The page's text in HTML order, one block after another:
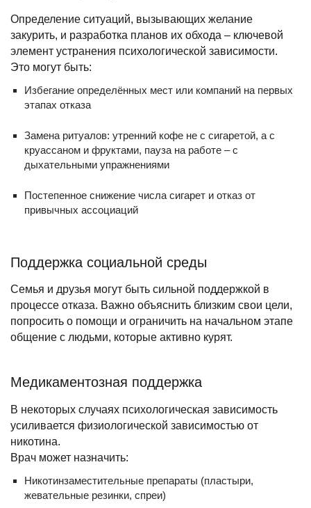
Определение ситуаций, вызывающих желание
закурить, и разработка планов их обхода – ключевой
элемент устранения психологической зависимости.
Это могут быть:
Избегание определённых мест или компаний на первых
этапах отказа
Замена ритуалов: утренний кофе не с сигаретой, а с
круассаном и фруктами, пауза на работе – с
дыхательными упражнениями
Постепенное снижение числа сигарет и отказ от
привычных ассоциаций
Поддержка социальной среды
Семья и друзья могут быть сильной поддержкой в
процессе отказа. Важно объяснить близким свои цели,
попросить о помощи и ограничить на начальном этапе
общение с людьми, которые активно курят.
Медикаментозная поддержка
В некоторых случаях психологическая зависимость
усиливается физиологической зависимостью от
никотина.
Врач может назначить:
Никотинзаместительные препараты (пластыри,
жевательные резинки, спреи)